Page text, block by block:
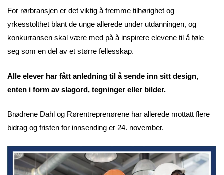
For rørbransjen er det viktig å fremme tilhørighet og
yrkesstolthet blant de unge allerede under utdanningen, og
konkurransen skal være med på å inspirere elevene til å føle
seg som en del av et større fellesskap.
Alle elever har fått anledning til å sende inn sitt design,
enten i form av slagord, tegninger eller bilder.
Brødrene Dahl og Rørentreprenørene har allerede mottatt flere
bidrag og fristen for innsending er 24. november.